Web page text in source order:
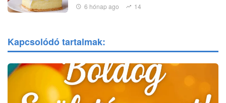
6 hónap ago 14
Kapcsolódó tartalmak: